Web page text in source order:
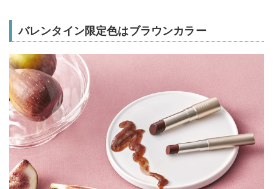
バレンタイン限定色はブラウンカラー